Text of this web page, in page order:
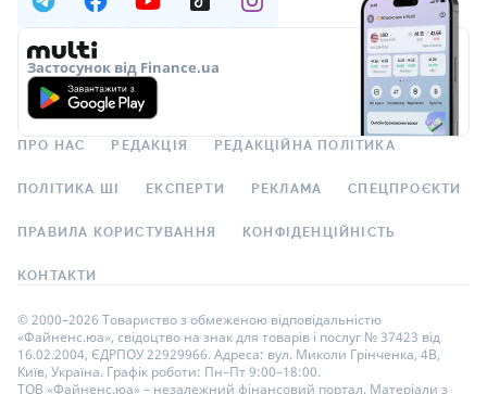
Застосунок від Finance.ua
ПРО НАС РЕДАКЦІЯ РЕДАКЦІЙНА ПОЛІТИКА
ПОЛІТИКА ШІ ЕКСПЕРТИ РЕКЛАМА СПЕЦПРОЄКТИ
ПРАВИЛА КОРИСТУВАННЯ КОНФІДЕНЦІЙНІСТЬ
КОНТАКТИ
© 2000–2026 Товариство з обмеженою відповідальністю
«Файненс.юа», свідоцтво на знак для товарів і послуг № 37423 від
16.02.2004, ЄДРПОУ 22929966. Адреса: вул. Миколи Грінченка, 4В,
Київ, Україна. Графік роботи: Пн–Пт 9:00–18:00.
ТОВ «Файненс.юа» – незалежний фінансовий портал. Матеріали з